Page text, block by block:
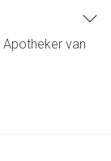
Apotheker van